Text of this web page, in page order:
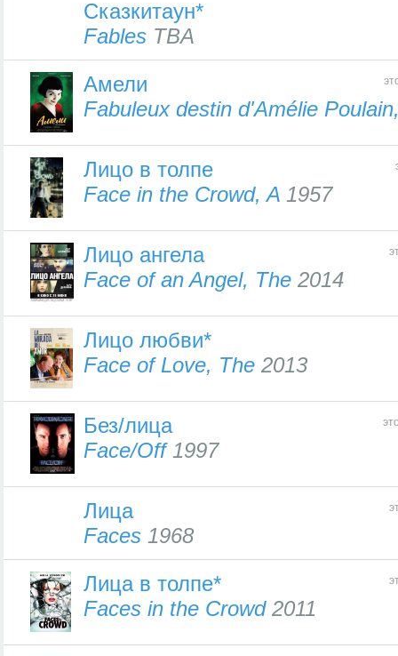
Сказкитаун*
Fables TBA
Амели
Fabuleux destin d'Amélie
Лицо в толпе
Face in the Crowd, A 1957
Лицо ангела
Face of an Angel, The 2014
Лицо любви*
Face of Love, The 2013
Без/лица
Face/Off1997
Лица
Faces 1968
Лица в толпе*
Faces in the Crowd2011